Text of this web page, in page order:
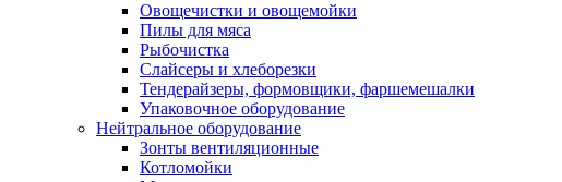
Овощечистки и овощемойки
Пилы для мяса
Рыбочистка
Слайсеры и хлеборезки
Тендерайзеры, формовщики, фаршемешалки
Упаковочное оборудование
Нейтральное оборудование
Зонты вентиляционные
Котломойки